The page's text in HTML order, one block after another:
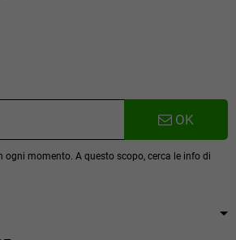
OK
ogni momento. A questo scopo, cerca le info di